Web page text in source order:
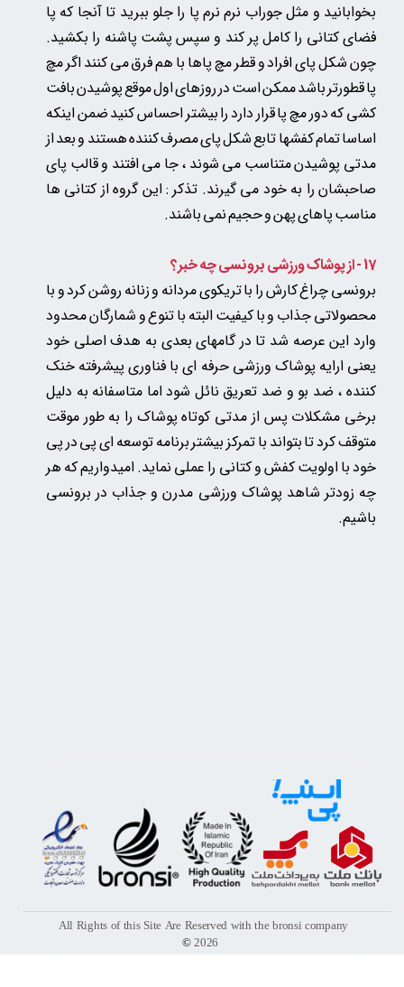
بخوابانید و مثل جوراب نرم نرم پا را جلو ببرید تا آنجا که پا
فضای کتانی را کامل پر کند و سپس پشت پاشنه را بکشید.
چون شکل پای افراد و قطر مچ پاها با هم فرق می کنند اگر مچ
پا قطورتر باشد ممکن است در روزهای اول موقع پوشیدن بافت
کشی که دور مچ پا قرار دارد را بیشتر احساس کنید ضمن اینکه
اساسا تمام کفشها تابع شکل پای مصرف کننده هستند و بعد از
مدتی پوشیدن متناسب می شوند ، جا می افتند و قالب پای
صاحبشان را به خود می گیرند. تذکر : این گروه از کتانی ها
مناسب پاهای پهن و حجیم نمی باشند.
17 - از پوشاک ورزشی برونسی چه خبر؟
برونسی چراغ کارش را با تریکوی مردانه و زنانه روشن کرد و با
محصولاتی جذاب و با کیفیت البته با تنوع و شمارگان محدود
وارد این عرصه شد تا در گامهای بعدی به هدف اصلی خود
یعنی ارایه پوشاک ورزشی حرفه ای با فناوری پیشرفته خنک
کننده ، ضد بو و ضد تعریق نائل شود اما متاسفانه به دلیل
برخی مشکلات پس از مدتی کوتاه پوشاک را به طور موقت
متوقف کرد تا بتواند با تمرکز بیشتر برنامه توسعه ای پی در پی
خود با اولویت کفش و کتانی را عملی نماید. امیدواریم که هر
چه زودتر شاهد پوشاک ورزشی مدرن و جذاب در برونسی
باشیم.
All Rights of this Site Are Reserved with the bronsi company
©